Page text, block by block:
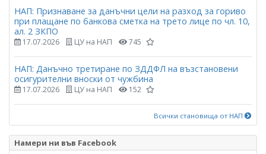
НАП: Признаване за данъчни цели на разход за гориво
при плащане по банкова сметка на трето лице по чл. 10,
ал. 2 ЗКПО
17.07.2026 ЦУ на НАП 745
НАП: Данъчно третиране по ЗДДФЛ на възстановени
осигурителни вноски от чужбина
17.07.2026 ЦУ на НАП 152
Всички становища от НАП
Намери ни във Facebook